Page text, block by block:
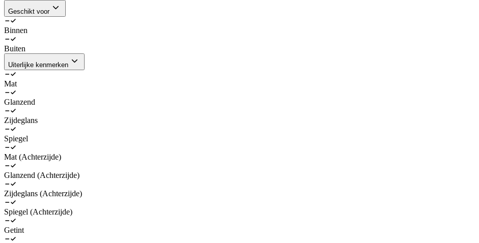
Geschikt voor
Binnen
Buiten
Uiterlijke kenmerken
Mat
Glanzend
Zijdeglans
Spiegel
Mat (Achterzijde)
Glanzend (Achterzijde)
Zijdeglans (Achterzijde)
Spiegel (Achterzijde)
Getint